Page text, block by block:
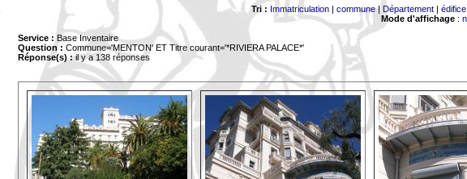
Tri : Immatriculation| commune| Département|
Mode d'affichage:
Service : Base Inventaire
Question : Commune='MENTON' ET Titre courant='*RIVIERA PALACE*'
Réponse(s) :il y a 138 réponses